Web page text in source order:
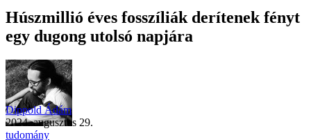
Húszmillió éves fosszíliák derítenek fényt
egy dugong utolsó napjára
Dippold Ádám
2024. augusztus 29.
tudomány